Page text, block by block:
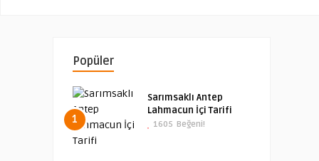
Popüler
1
Sarımsaklı Antep
Lahmacun İçi Tarifi
1605 Beğeni!